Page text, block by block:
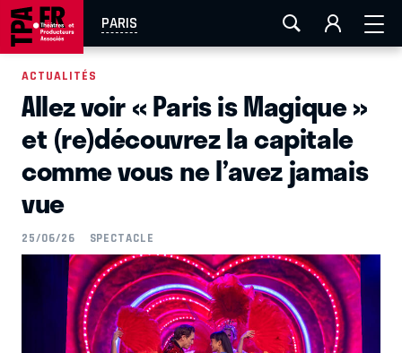
PARIS
AIX-MARSEILLE LA ROCHELLE
EN TOURNÉE
ACTUALITÉS
Allez voir « Paris is Magique »
et (re)découvrez la capitale
comme vous ne l’avez jamais
vue
25/06/26 SPECTACLE